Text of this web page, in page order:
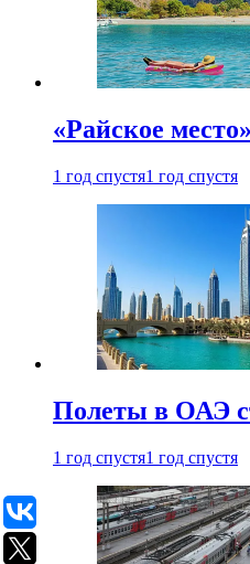
«Райское
1 год спустя1 год спустя
Полеты в ОАЭ
1 год спустя1 год спустя